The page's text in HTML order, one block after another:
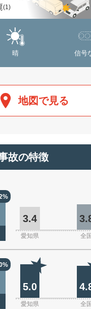
(1)
晴 信号
地図で見る
故の特徴
3.4
愛知県 全国
5.0
愛知県 全国